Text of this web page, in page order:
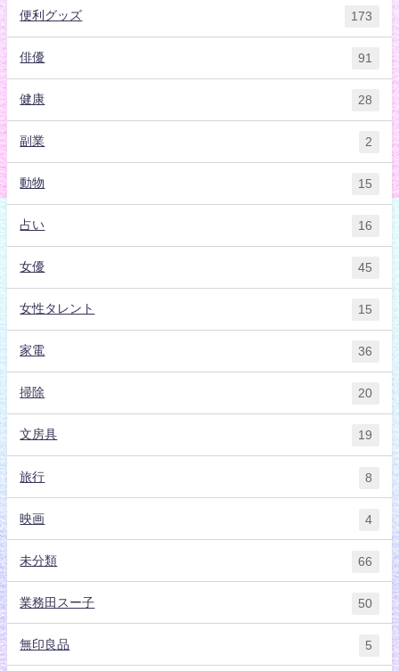
便利グッズ 173
俳優 91
健康 28
副業 2
動物 15
占い 16
女優 45
女性タレント 15
家電 36
掃除 20
文房具 19
旅行 8
映画 4
未分類 66
業務田スー子 50
無印良品 5